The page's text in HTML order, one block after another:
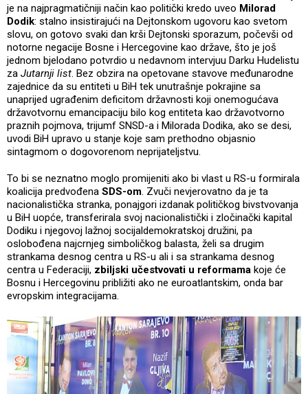
je na najpragmatičniji način kao politički kredo uveo Milorad
Dodik: stalno insistirajući na Dejtonskom ugovoru kao svetom
slovu, on gotovo svaki dan krši Dejtonski sporazum, počevši od
notorne negacije Bosne i Hercegovine kao države, što je još
jednom bjelodano potvrdio u nedavnom intervjuu Darku Hudelistu
za Jutarnji list. Bez obzira na opetovane stavove međunarodne
zajednice da su entiteti u BiH tek unutrašnje pokrajine sa
unaprijed ugrađenim deficitom državnosti koji onemogućava
državotvornu emancipaciju bilo kog entiteta kao državotvorno
praznih pojmova, trijumf SNSD-a i Milorada Dodika, ako se desi,
uvodi BiH upravo u stanje koje sam prethodno objasnio
sintagmom o dogovorenom neprijateljstvu.
To bi se neznatno moglo promijeniti ako bi vlast u RS-u formirala
koalicija predvođena SDS-om. Zvuči nevjerovatno da je ta
nacionalistička stranka, ponajgori izdanak političkog bivstvovanja
u BiH uopće, transferirala svoj nacionalistički i zločinački kapital
Dodiku i njegovoj lažnoj socijaldemokratskoj družini, pa
oslobođena najcrnjeg simboličkog balasta, želi sa drugim
strankama desnog centra u RS-u ali i sa strankama desnog
centra u Federaciji, zbiljski učestvovati u reformama koje će
Bosnu i Hercegovinu približiti ako ne euroatlantskim, onda bar
evropskim integracijama.